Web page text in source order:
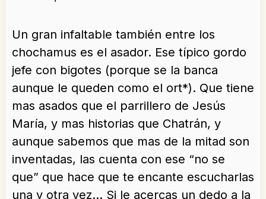
Un gran infaltable también entre los
chochamus es el asador. Ese típico gordo
jefe con bigotes (porque se la banca
aunque le queden como el ort*). Que tiene
mas asados que el parrillero de Jesús
María, y mas historias que Chatrán, y
aunque sabemos que mas de la mitad son
inventadas, las cuenta con ese “no se
que” que hace que te encante escucharlas
una y otra vez… Si le acercas un dedo a la